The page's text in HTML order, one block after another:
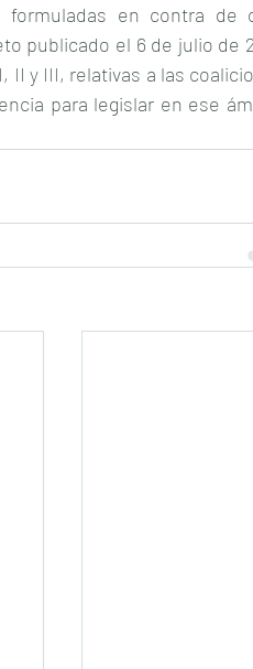
formuladas en contra de
publicado el 6 de julio de
II y III, relativas a las